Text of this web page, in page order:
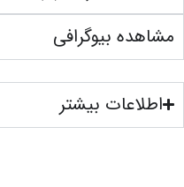
بیوگرافی
بیشتر